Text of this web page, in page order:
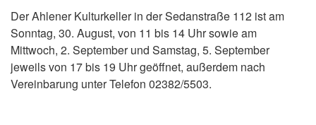
Der Ahlener Kulturkeller in der Sedanstraße 112 ist am
Sonntag, 30. August, von 11 bis 14 Uhr sowie am
Mittwoch, 2. September und Samstag, 5. September
jeweils von 17 bis 19 Uhr geöffnet, außerdem nach
Vereinbarung unter Telefon 02382/5503.